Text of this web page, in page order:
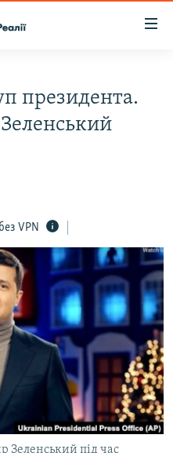
президента.
VPN
Зеленський під час